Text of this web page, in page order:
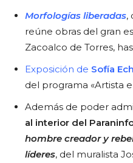
Morfologías liberadas,
reúne obras del gran
Zacoalco de Torres,
Exposición de Sofía
del programa «Artista
Además de poder
al interior del
hombre creador y
líderes, del muralista